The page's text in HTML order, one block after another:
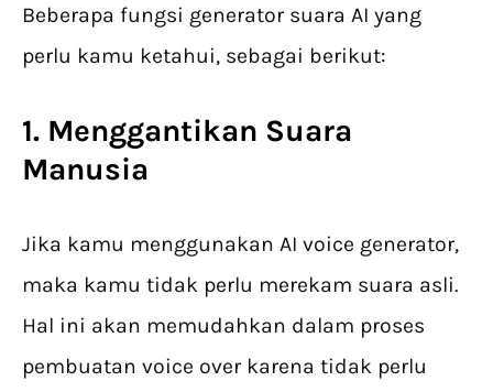
Beberapa fungsi generator suara AI yang
perlu kamu ketahui, sebagai berikut:
1. Menggantikan Suara
Manusia
Jika kamu menggunakan AI voice generator,
maka kamu tidak perlu merekam suara asli.
Hal ini akan memudahkan dalam proses
pembuatan voice over karena tidak perlu